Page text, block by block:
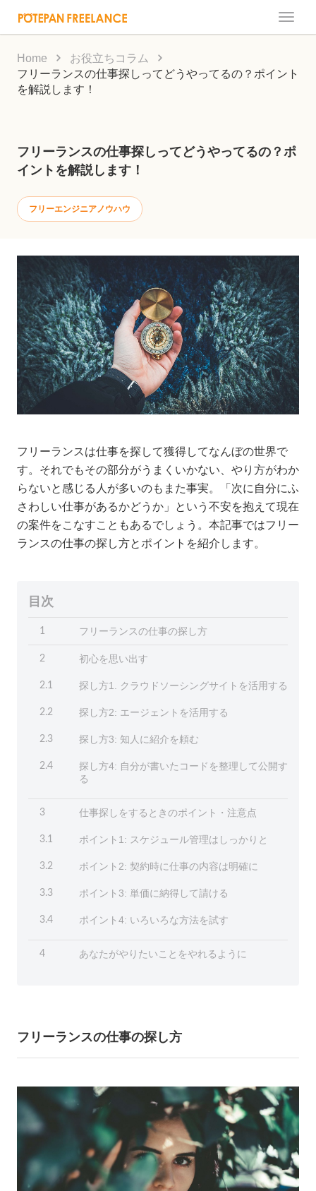
Toggle
Home
お役立ちコラム
フリーランスの仕事探しってどうやってるの？ポイント
を解説します！
フリーランスの仕事探しってどうやってるの？ポ
イントを解説します！
フリーエンジニアノウハウ
フリーランスは仕事を探して獲得してなんぼの世界で
す。それでもその部分がうまくいかない、やり方がわか
らないと感じる人が多いのもまた事実。「次に自分にふ
さわしい仕事があるかどうか」という不安を抱えて現在
の案件をこなすこともあるでしょう。本記事ではフリー
ランスの仕事の探し方とポイントを紹介します。
目次
1 フリーランスの仕事の探し方
2 初心を思い出す
2.1 探し方1. クラウドソーシングサイトを活用する
2.2 探し方2: エージェントを活用する
2.3 探し方3: 知人に紹介を頼む
2.4
探し方4: 自分が書いたコードを整理して公開す
る
3 仕事探しをするときのポイント・注意点
3.1 ポイント1: スケジュール管理はしっかりと
3.2 ポイント2: 契約時に仕事の内容は明確に
3.3 ポイント3: 単価に納得して請ける
3.4 ポイント4: いろいろな方法を試す
4 あなたがやりたいことをやれるように
フリーランスの仕事の探し方